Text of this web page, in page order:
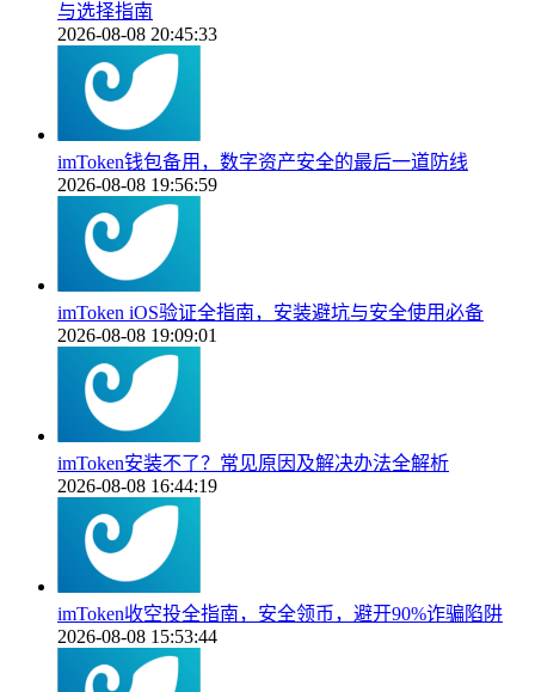
与选择指南
2026-08-08 20:45:33
imToken钱包备用，数字资产安全的最后一道防线
2026-08-08 19:56:59
imToken iOS验证全指南，安装避坑与安全使用必备
2026-08-08 19:09:01
imToken安装不了？常见原因及解决办法全解析
2026-08-08 16:44:19
imToken收空投全指南，安全领币，避开90%诈骗陷阱
2026-08-08 15:53:44